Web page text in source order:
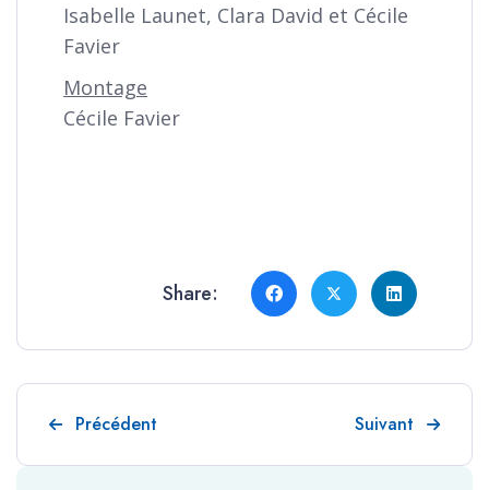
Isabelle Launet, Clara David et Cécile
Favier
Montage
Cécile Favier
Share:
Article précédent : Séminaire « Prendre soin par
Précédent Article suivant :
Suivant